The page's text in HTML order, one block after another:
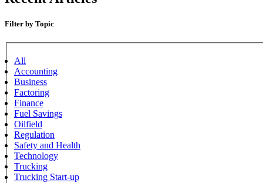
Filter by Topic
All
Accounting
Business
Factoring
Finance
Fuel Savings
Oilfield
Regulation
Safety and Health
Technology
Trucking
Trucking Start-up